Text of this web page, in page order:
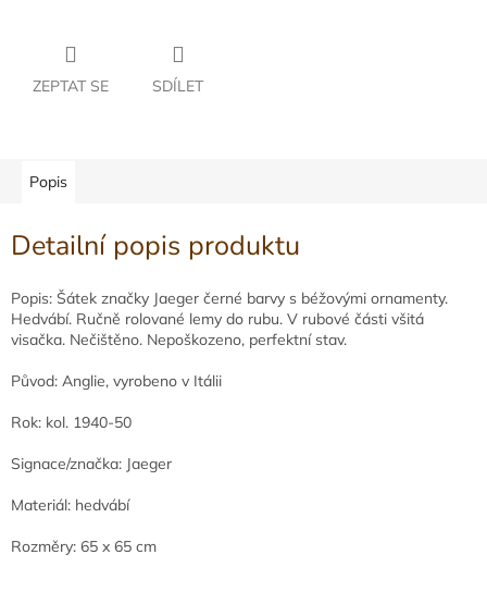
ZEPTAT SE SDÍLET
Popis
Detailní popis produktu
Popis: Šátek značky Jaeger černé barvy s béžovými ornamenty.
Hedvábí. Ručně rolované lemy do rubu. V rubové části všitá
visačka. Nečištěno. Nepoškozeno, perfektní stav.
Původ: Anglie, vyrobeno v Itálii
Rok: kol. 1940-50
Signace/značka: Jaeger
Materiál: hedvábí
Rozměry: 65 x 65 cm